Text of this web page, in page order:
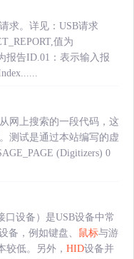
求。详见：USB请求
值为
报告ID.01：表示输入报
网上搜索的一段代码，这
测试是通过本站编写的虚
(Digitizers) 0
口设备）是USB设备中常
备，例如键盘、 鼠标与游
较低。另外， HID设备并